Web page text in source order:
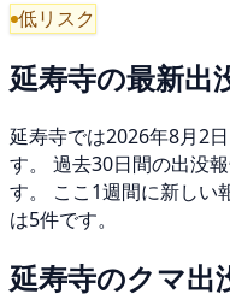
低リスク
延寿寺の最新出
延寿寺では2026年8月2
す。 過去30日間の出没
す。 ここ1週間に新しい
は5件です。
延寿寺のクマ出